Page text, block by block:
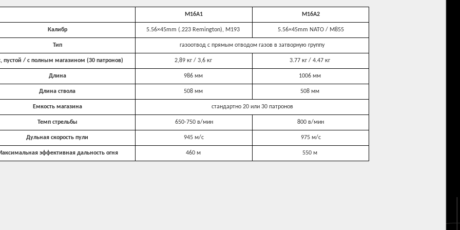
M16A1 M16A2
Калибр 5.56×45mm (.223 Remington), M193 5.56×45mm NATO / M855
Тип газоотвод с прямым отводом газов в затворную группу
пустой / с полным магазином (30 патронов) 2,89 кг / 3,6 кг 3.77 кг / 4.47 кг
Длина 986 мм 1006 мм
Длина ствола 508 мм 508 мм
Емкость магазина стандартно 20 или 30 патронов
Темп стрельбы 650-750 в/мин 800 в/мин
Дульная скорость пули 945 м/с 975 м/с
эффективная дальность огня 460 м 550 м